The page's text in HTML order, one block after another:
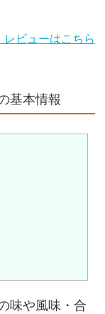
ビューはこちら
基本情報
味や風味・合